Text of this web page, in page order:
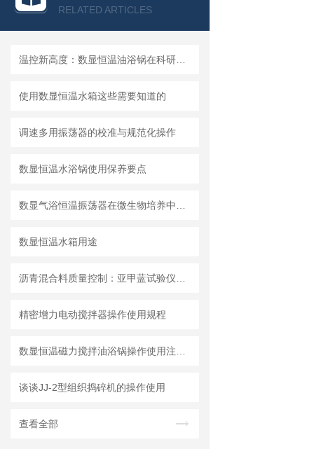
RELATED ARTICLES
使用数显恒温水箱这些需要知道的
调速多用振荡器的校准与规范化操作
数显恒温水浴锅使用保养要点
数显恒温水箱用途
精密增力电动搅拌器操作使用规程
谈谈JJ-2型组织捣碎机的操作使用
查看全部